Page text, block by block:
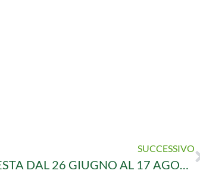
SUCCESSIVO
ZOOGARDEN IN FESTA DAL 26 GIUGNO AL 17 AGOSTO: PREPARATI A RENDERE INDIMENTICABILE L’ESTATE DEI TUOI AMICI ANIMALI! SCARICA IL NOSTRO VOLANTINO!